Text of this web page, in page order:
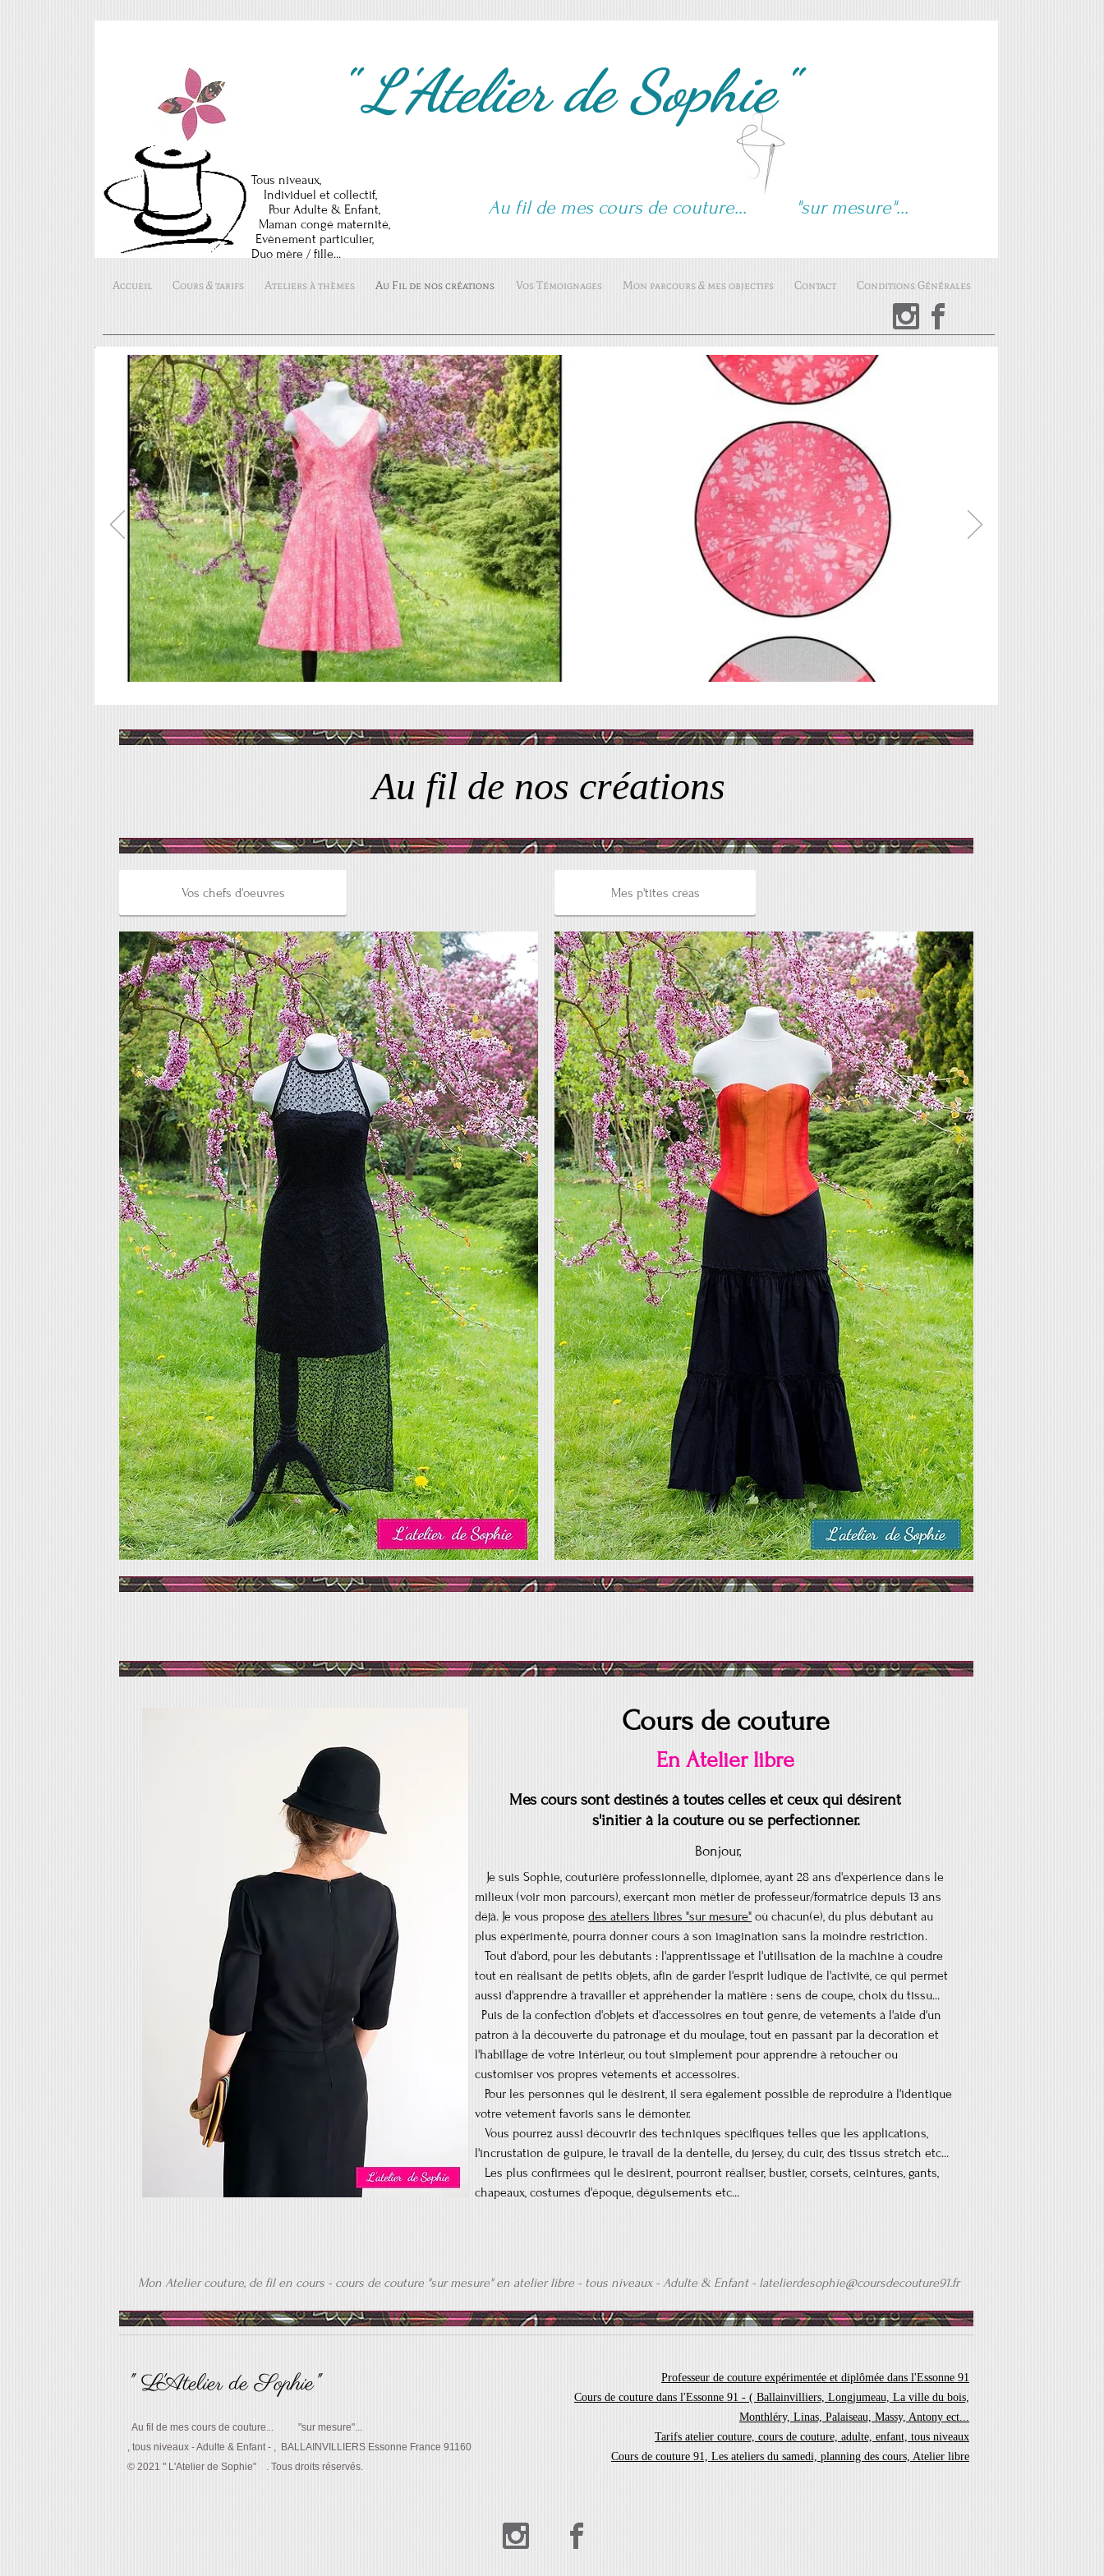
" L'Atelier de Sophie"
Tous niveaux,
Individuel et collectif,
Pour Adulte & Enfant,
Maman congé maternité,
Evènement particulier,
Duo mère / fille...
Au fil de mes cours de couture... "sur mesure"...
Accueil Cours & tarifs Ateliers à thèmes Au Fil de nos créations Vos Témoignages Mon parcours & mes objectifs Contact Conditions Générales
Au fil de nos créations
Vos chefs d'oeuvres Mes p'tites créas
Cours de couture
En Atelier libre
Mes cours sont destinés à toutescelles et ceux qui désirent
s'initier à la couture ou se perfectionner.
Bonjour,
Je suis Sophie, couturière professionnelle, diplômée, ayant 28 ans d'expérience dans le
milieux (voir mon parcours), exerçant mon métier de professeur/formatrice depuis 13 ans
déjà. Je vous propose des ateliers libres "sur mesure" où chacun(e), du plus débutant au
plus expérimenté, pourra donner cours à son imagination sans la moindre restriction.
Tout d'abord, pour les débutants : l'apprentissage et l'utilisation de la machine à coudre
tout en réalisant de petits objets, afin de garder l'esprit ludique de l'activité, ce qui permet
aussi d'apprendre à travailler et appréhender la matière : sens de coupe, choix du tissu...
Puis de la confection d'objets et d'accessoires en tout genre, de vêtements à l'aide d'un
patron à la découverte du patronage et du moulage, tout en passant par la décoration et
l'habillage de votre intérieur, ou tout simplement pour apprendre à retoucher ou
customiser vos propres vêtements et accessoires.
Pour les personnes qui le désirent, il sera également possible de reproduire à l'identique
votre vêtement favoris sans le démonter.
Vous pourrez aussi découvrir des techniques spécifiques telles que les applications,
l'incrustation de guipure, le travail de la dentelle, du jersey, du cuir, des tissus stretch etc...
Les plus confirmées qui le désirent, pourront réaliser, bustier, corsets, ceintures, gants,
chapeaux, costumes d'époque, déguisements etc...
Mon Atelier couture, de fil en cours - cours de couture "sur mesure" en atelier libre - tous niveaux - Adulte & Enfant - latelierdesophie@coursdecouture91.fr
" L'Atelier de Sophie"
Au fil de mes cours de couture... "sur mesure"...
, tous niveaux - Adulte & Enfant - , BALLAINVILLIERS Essonne France 91160
© 2021 " L'Atelier de Sophie" . Tous droits réservés.
Professeur de couture expérimentée et diplômée dans l'Essonne 91
Cours de couture dans l'Essonne 91 - ( Ballainvilliers, Longjumeau, La ville du bois,
Monthléry, Linas, Palaiseau, Massy, Antony ect...
Tarifs atelier couture, cours de couture, adulte, enfant, tous niveaux
Cours de couture 91, Les ateliers du samedi, planning des cours, Atelier libre